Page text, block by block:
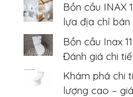
Bồn cầu INAX
lựa địa chỉ bán
Bồn cầu Inax
Đánh giá chi
Khám phá chi
lượng cao –